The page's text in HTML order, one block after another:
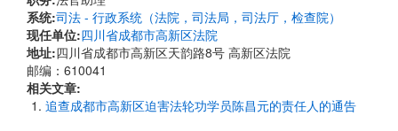
系统:司法 - 行政系统（法院，司法局，司法厅，检查院）
现任单位:四川省成都市高新区法院
地址:四川省成都市高新区天韵路8号 高新区法院
邮编：610041
相关文章:
追查成都市高新区迫害法轮功学员陈昌元的责任人的通告